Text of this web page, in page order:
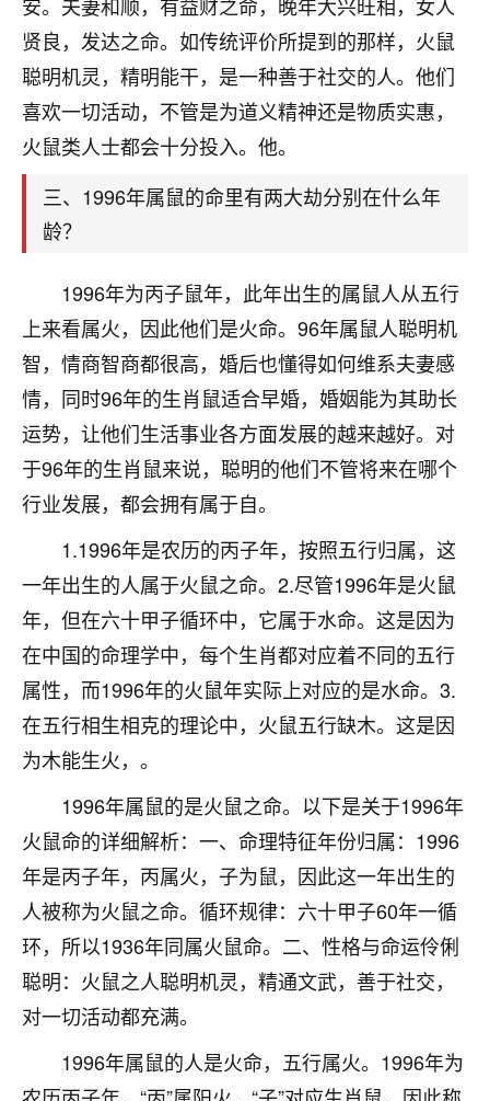
贤良，发达之命。如传统评价所提到的那样，火鼠
聪明机灵，精明能干，是一种善于社交的人。他们
喜欢一切活动，不管是为道义精神还是物质实惠，
火鼠类人士都会十分投入。他。
三、1996年属鼠的命里有两大劫分别在什么年
龄？
1996年为丙子鼠年，此年出生的属鼠人从五行
上来看属火，因此他们是火命。96年属鼠人聪明机
智，情商智商都很高，婚后也懂得如何维系夫妻感
情，同时96年的生肖鼠适合早婚，婚姻能为其助长
运势，让他们生活事业各方面发展的越来越好。对
于96年的生肖鼠来说，聪明的他们不管将来在哪个
行业发展，都会拥有属于自。
1.1996年是农历的丙子年，按照五行归属，这
一年出生的人属于火鼠之命。2.尽管1996年是火鼠
年，但在六十甲子循环中，它属于水命。这是因为
在中国的命理学中，每个生肖都对应着不同的五行
属性，而1996年的火鼠年实际上对应的是水命。3.
在五行相生相克的理论中，火鼠五行缺木。这是因
为木能生火，。
1996年属鼠的是火鼠之命。以下是关于1996年
火鼠命的详细解析：一、命理特征年份归属：1996
年是丙子年，丙属火，子为鼠，因此这一年出生的
人被称为火鼠之命。循环规律：六十甲子60年一循
环，所以1936年同属火鼠命。二、性格与命运伶俐
聪明：火鼠之人聪明机灵，精通文武，善于社交，
对一切活动都充满。
1996年属鼠的人是火命，五行属火。1996年为
我是做餐饮的，这两年，生意屡屡受挫，店开一家关
一家，要么生意不好，生意好的就出事。前些年攒的
家底快败光了，真是倒霉！我也想找人看看到底怎么
回事？
鹿森：你可以找老师看看，人有时不服命不行
太阳当空赵：我也做餐饮的，生意不算大，但
刚找老师做了补财库，希望财运更好一点！
2小时前 来自海南
梦醒时分
我女儿高二叛逆，大半年不上学，一说她就要死要活
的，把我们两口子愁的不行，朋友给我推荐的慧来老
师，一开始我是病急乱投医，这半年来，法事一个个
做完，我女儿跟变了个人一样，不期望她能考多好的
大学，只要能安安稳稳的把书读了，身体心理都健健
康康的我就很知足了！
鹿森：可怜天下父母心啊！
3小时前 来自河北 16
付深
我是公司人事调整，有升迁机会，但同时竞争的我们
三个，找老师的时候是抱着侥幸心理，没想到老师看
着我晋升有望，我半信半疑的按照老师建议，做了化
太岁还有一个发钱粮，本来年前的人事调整，拖到年
后，我以为都没戏了，结果开年一上班，开会提拔升
职第一个就是我，职务无所谓，主要是底薪加了
3000，非常开心，无论如何，感恩感谢！🙏🏻
鹿森：恭喜升职加薪！！，请客吗？�
12小时前 来自北京 32
我身体不太好，总是病病殃殃的，去检查又没什么大